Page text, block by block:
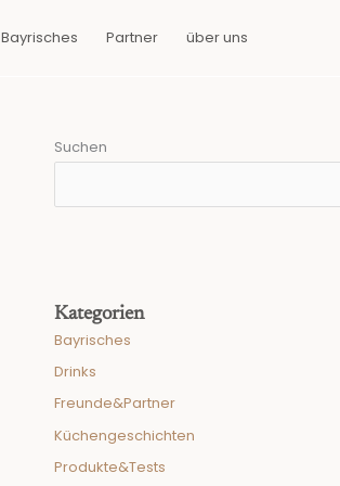
Bayrisches Partner über uns
Suchen
Kategorien
Bayrisches
Drinks
Freunde&Partner
Küchengeschichten
Produkte&Tests